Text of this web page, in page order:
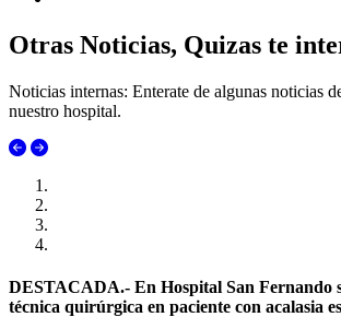
Otras Noticias, Quizas te
Noticias internas: Enterate de algunas noticias
nuestro hospital.
DESTACADA.- En Hospital San Fernando
técnica quirúrgica en paciente con acalasia